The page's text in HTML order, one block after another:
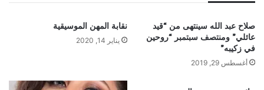
صلاح عبد الله سينتهى من “قيد
عائلي” ومنتصف سبتمبر “روحين
في زكيبه”
أغسطس 29, 2019
نقابة المهن الموسيقية
يناير 14, 2020